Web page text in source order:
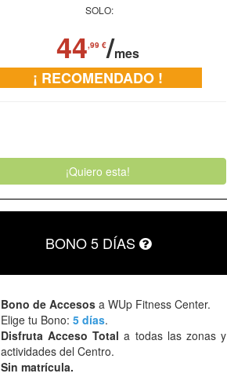
SOLO:
44,99 €/mes
¡ RECOMENDADO !
¡Quiero esta!
BONO 5 DÍAS
Bono de Accesos a WUp Fitness Center.
Elige tu Bono: 5 días.
Disfruta Acceso Totala todas las zonas y
actividades del Centro.
Sin matrícula.